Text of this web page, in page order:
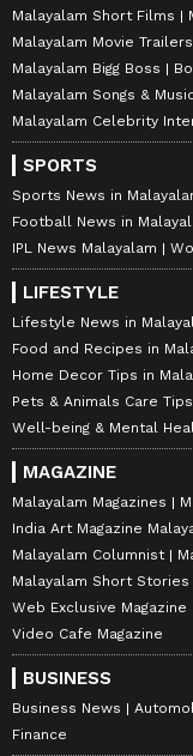
Malayalam Short Films
Malayalam Movie Trailers
Malayalam Bigg Boss
Malayalam Songs &
Malayalam Celebrity
SPORTS
Sports News in
Football News in
IPL News Malayalam
LIFESTYLE
Lifestyle News in
Food and Recipes in
Home Decor Tips in
Pets & Animals Care Tips
Well-being & Mental
MAGAZINE
Malayalam Magazines
India Art Magazine
Malayalam Columnist
Malayalam Short Stories
Web Exclusive Magazine
Video Cafe Magazine
BUSINESS
Business News
Finance